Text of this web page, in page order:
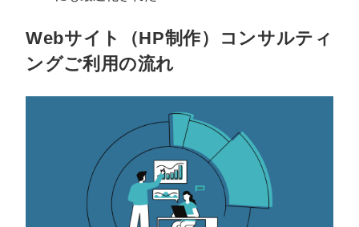
Webサイト（HP制作）コンサルティ
ングご利用の流れ